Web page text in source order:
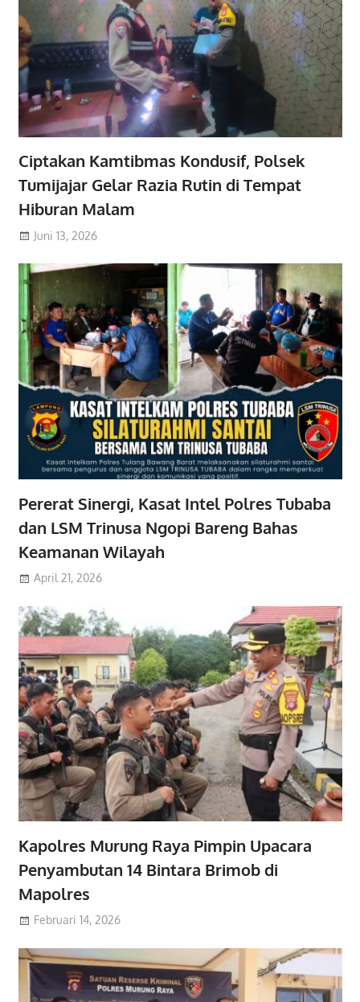
Ciptakan Kamtibmas Kondusif, Polsek
Tumijajar Gelar Razia Rutin di Tempat
Hiburan Malam
Juni 13, 2026
Pererat Sinergi, Kasat Intel Polres Tubaba
dan LSM Trinusa Ngopi Bareng Bahas
Keamanan Wilayah
April 21, 2026
Kapolres Murung Raya Pimpin Upacara
Penyambutan 14 Bintara Brimob di
Mapolres
Februari 14, 2026